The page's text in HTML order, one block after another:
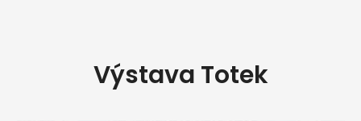
Výstava Totek